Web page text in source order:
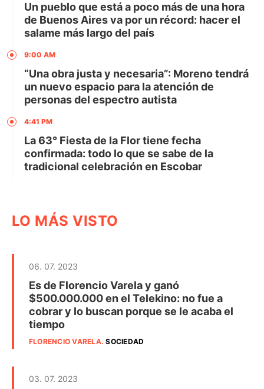
Un pueblo que está a poco más de una hora
de Buenos Aires va por un récord: hacer el
salame más largo del país
9:00 AM
“Una obra justa y necesaria”: Moreno tendrá
un nuevo espacio para la atención de
personas del espectro autista
4:41 PM
La 63° Fiesta de la Flor tiene fecha
confirmada: todo lo que se sabe de la
tradicional celebración en Escobar
LO MÁS VISTO
06. 07. 2023
Es de Florencio Varela y ganó
$500.000.000 en el Telekino: no fue a
cobrar y lo buscan porque se le acaba el
tiempo
FLORENCIO VARELA.SOCIEDAD
03. 07. 2023